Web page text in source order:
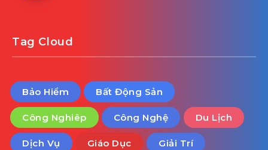
Tag Cloud
Bảo Hiểm Bất Động Sản
Công Nghiêp Công Nghệ Du Lịch
Dịch Vụ Giáo Dục Giải Trí